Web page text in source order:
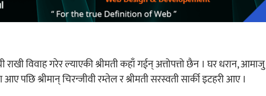
राखी विवाह गरेर ल्याएकी श्रीमती कहाँ गईन् अत्तोपत्तो छैन । घर धरान, आमाजु
पछि श्रीमान् चिरन्जीवी रम्तेल र श्रीमती सरस्वती सार्की इटहरी आए ।